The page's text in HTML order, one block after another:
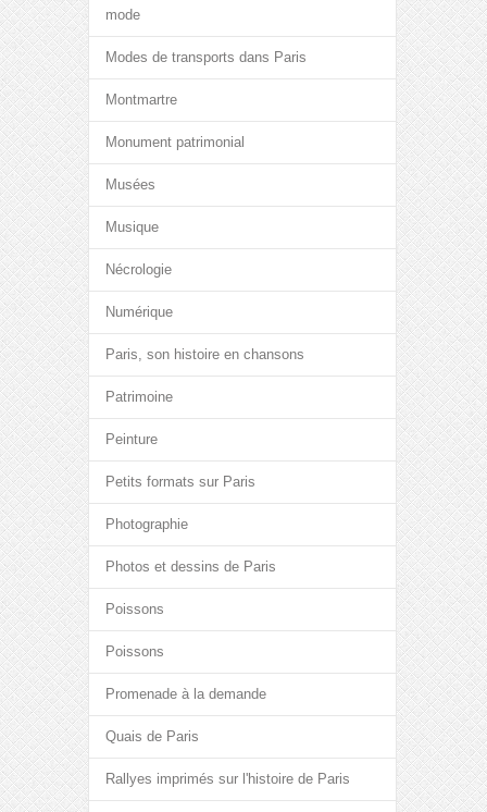
mode
Modes de transports dans Paris
Montmartre
Monument patrimonial
Musées
Musique
Nécrologie
Numérique
Paris, son histoire en chansons
Patrimoine
Peinture
Petits formats sur Paris
Photographie
Photos et dessins de Paris
Poissons
Poissons
Promenade à la demande
Quais de Paris
Rallyes imprimés sur l'histoire de Paris